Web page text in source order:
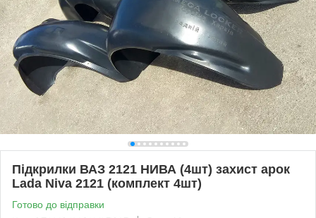
Підкрилки ВАЗ 2121 НИВА (4шт) захист арок
Lada Niva 2121 (комплект 4шт)
Готово до відправки